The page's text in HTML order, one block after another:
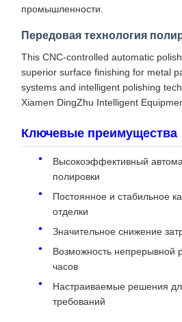
промышленности.
Передовая технология
This CNC-controlled automatic
superior surface finishing for metal
systems and intelligent polishing
Xiamen DingZhu Intelligent
Ключевые преимущества
Высокоэффективный
полировки
Постоянное и стабильное
отделки
Значительное снижение
Возможность непрерывной
часов
Настраиваемые решения
требований